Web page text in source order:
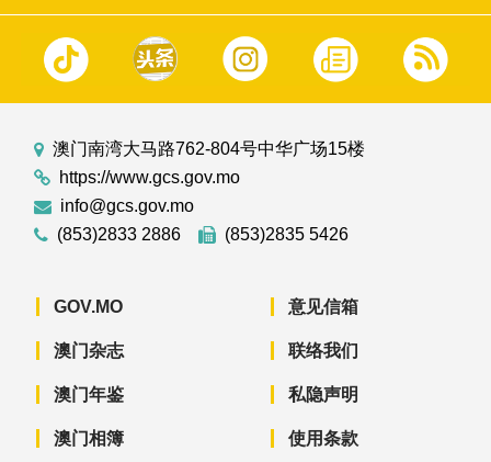
澳门南湾大马路762-804号中华广场15楼
https://www.gcs.gov.mo
info@gcs.gov.mo
(853)2833 2886
(853)2835 5426
GOV.MO
澳门杂志
澳门年鉴
澳门相簿
意见信箱
联络我们
私隐声明
使用条款